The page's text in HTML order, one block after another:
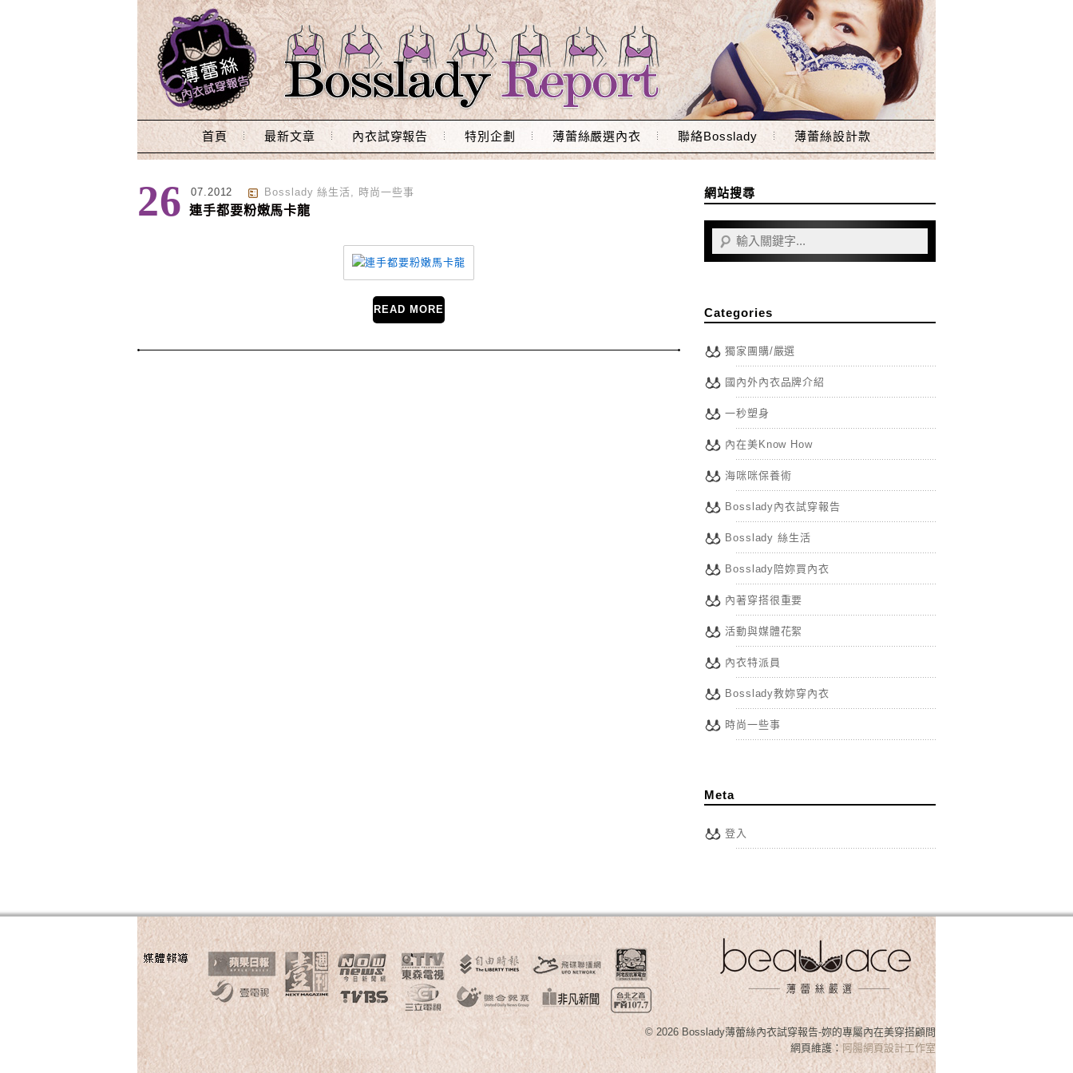
Main Menu
首頁 最新文章 內衣試穿報告 特別企劃 薄蕾絲嚴選內衣 聯絡Bosslady 薄蕾絲設計款
26 07.2012 Bosslady 絲生活, 時尚一些事
連手都要粉嫩馬卡龍
READ MORE
網站搜尋
Categories
獨家團購/嚴選
國內外內衣品牌介紹
一秒塑身
內在美Know How
海咪咪保養術
Bosslady內衣試穿報告
Bosslady 絲生活
Bosslady陪妳買內衣
內著穿搭很重要
活動與媒體花絮
內衣特派員
Bosslady教妳穿內衣
時尚一些事
Meta
登入
© 2026 Bosslady薄蕾絲內衣試穿報告-妳的專屬內在美穿搭顧問
網頁維護： 阿腸網頁設計工作室